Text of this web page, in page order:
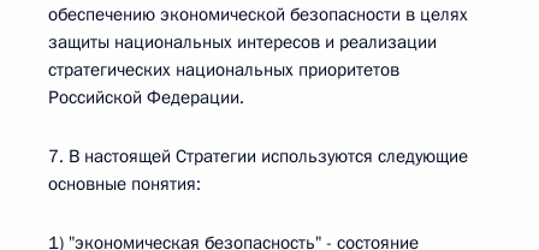
обеспечению экономической безопасности в целях
защиты национальных интересов и реализации
стратегических национальных приоритетов
Российской Федерации.
7. В настоящей Стратегии используются следующие
основные понятия:
1) "экономическая безопасность" - состояние